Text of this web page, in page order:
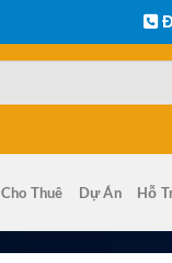
Cho Thuê Dự Án Hỗ